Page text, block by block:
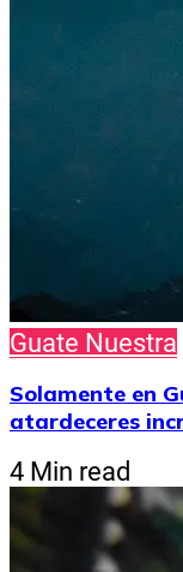
Guate Nuestra
Solamente en
atardeceres
4 Min read